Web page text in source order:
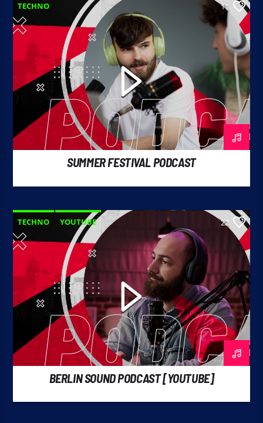
TECHNO 11
SUMMER FESTIVAL PODCAST
TECHNO YOUTUBE 22
BERLIN SOUND PODCAST [YOUTUBE]